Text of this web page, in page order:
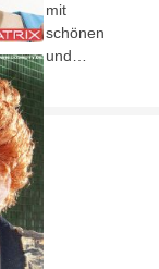
mit
schönen
und…